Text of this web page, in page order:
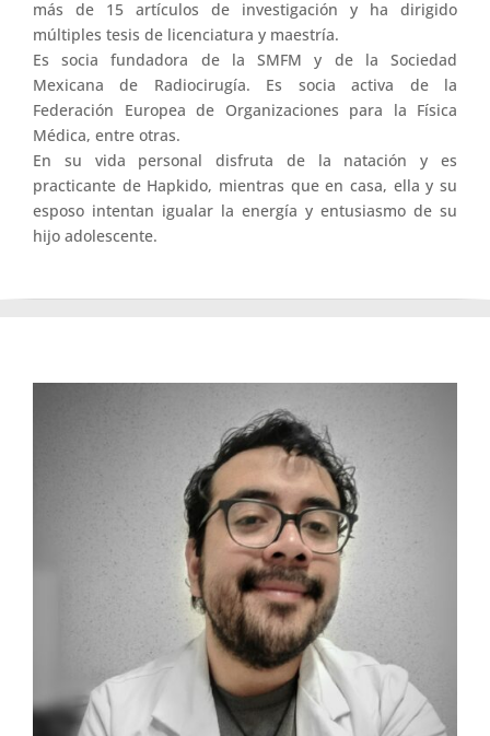
más de 15 artículos de investigación y ha dirigido
múltiples tesis de licenciatura y maestría.
Es socia fundadora de la SMFM y de la Sociedad
Mexicana de Radiocirugía. Es socia activa de la
Federación Europea de Organizaciones para la Física
Médica, entre otras.
En su vida personal disfruta de la natación y es
practicante de Hapkido, mientras que en casa, ella y su
esposo intentan igualar la energía y entusiasmo de su
hijo adolescente.